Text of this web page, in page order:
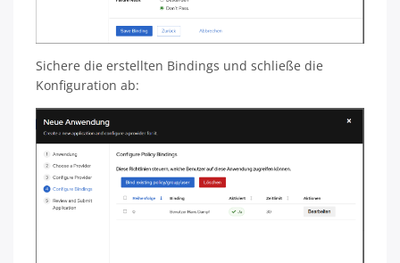
Sichere die erstellten Bindings und schließe die
Konfiguration ab: